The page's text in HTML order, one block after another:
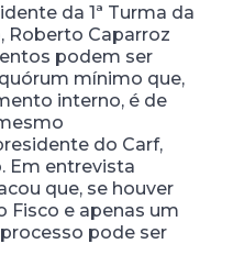
da 1ª Turma da
Roberto Caparroz
podem ser
mínimo que,
interno, é de
do Carf,
Em entrevista
que, se houver
Fisco e apenas um
pode ser